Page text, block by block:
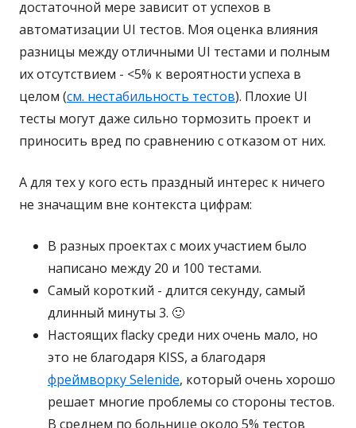
достаточной мере зависит от успехов в
автоматизации UI тестов. Моя оценка влияния
разницы между отличными UI тестами и полным
их отсутствием - <5% к вероятности успеха в
целом (см. нестабильность тестов). Плохие UI
тесты могут даже сильно тормозить проект и
приносить вред по сравнению с отказом от них.
А для тех у кого есть праздный интерес к ничего
не значащим вне контекста цифрам:
В разных проектах с моих участием было
написано между 20 и 100 тестами.
Самый короткий - длится секунду, самый
длинный минуты 3. 🙂
Настоящих flacky среди них очень мало, но
это не благодаря KISS, а благодаря
фреймворку Selenide, который очень хорошо
решает многие проблемы со стороны тестов.
В среднем по больнице около 5% тестов